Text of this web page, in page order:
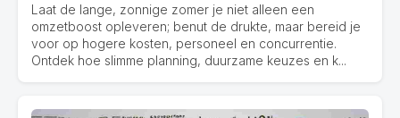
Laat de lange, zonnige zomer je niet alleen een
omzetboost opleveren; benut de drukte, maar bereid je
voor op hogere kosten, personeel en concurrentie.
Ontdek hoe slimme planning, duurzame keuzes en k...